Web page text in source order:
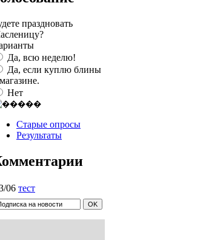
праздновать
Да, всю неделю!
Да, если куплю блины
Нет
Старые опросы
Результаты
06 тест